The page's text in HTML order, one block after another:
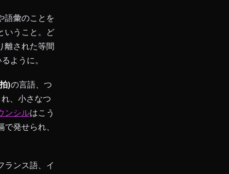
語彙のことを
いうこと。ど
離された等間
ように。
)の言語、つ
、小さなつ
ンシルはこう
発せられ、
ランス語、イ